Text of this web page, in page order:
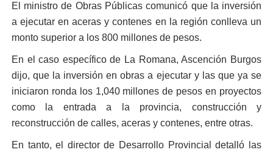
El ministro de Obras Públicas comunicó que la inversión
a ejecutar en aceras y contenes en la región conlleva un
monto superior a los 800 millones de pesos.
En el caso específico de La Romana, Ascención Burgos
dijo, que la inversión en obras a ejecutar y las que ya se
iniciaron ronda los 1,040 millones de pesos en proyectos
como la entrada a la provincia, construcción y
reconstrucción de calles, aceras y contenes, entre otras.
En tanto, el director de Desarrollo Provincial detalló las